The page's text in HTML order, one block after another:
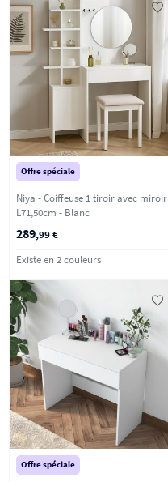
Offre spéciale
Niya - Coiffeuse 1 tiroir avec miroir
L71,50cm - Blanc
289,99 €
Existe en 2 couleurs
Offre spéciale